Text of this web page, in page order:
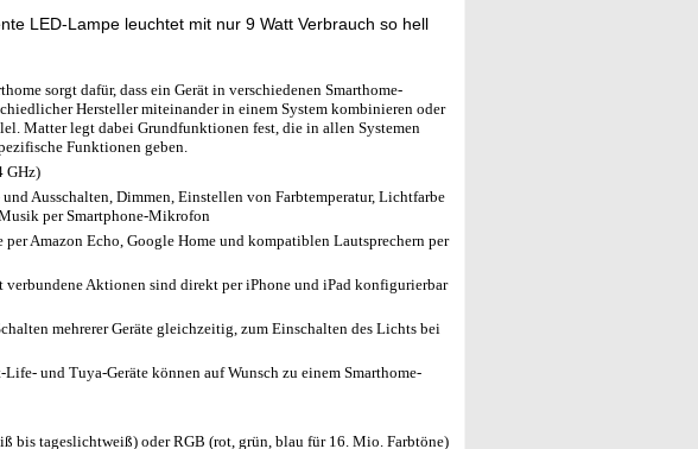
LED-Lampe leuchtet mit nur 9 Watt Verbrauch so hell
sorgt dafür, dass ein Gerät in verschiedenen Smarthome-
Hersteller miteinander in einem System kombinieren oder
Matter legt dabei Grundfunktionen fest, die in allen Systemen
Funktionen geben.
GHz)
Ausschalten, Dimmen, Einstellen von Farbtemperatur, Lichtfarbe
per Smartphone-Mikrofon
per Amazon Echo, Google Home und kompatiblen Lautsprechern per
verbundene Aktionen sind direkt per iPhone und iPad konfigurierbar
mehrerer Geräte gleichzeitig, zum Einschalten des Lichts bei
Life- und Tuya-Geräte können auf Wunsch zu einem Smarthome-
bis tageslichtweiß) oder RGB (rot, grün, blau für 16. Mio. Farbtöne)